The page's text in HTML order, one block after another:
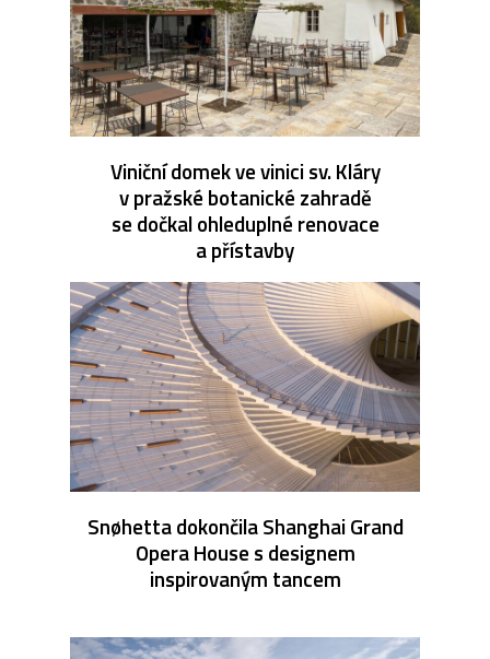
Viniční domek ve vinici sv. Kláry
v pražské botanické zahradě
se dočkal ohleduplné renovace
a přístavby
Snøhetta dokončila Shanghai Grand
Opera House s designem
inspirovaným tancem